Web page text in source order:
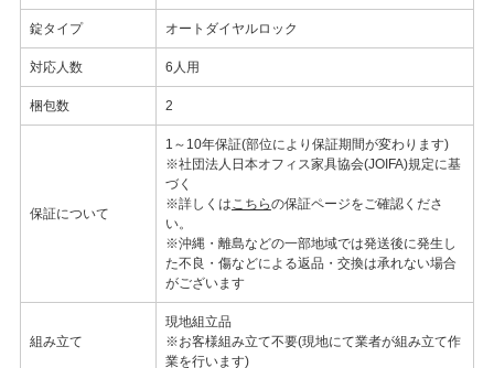
錠タイプ オートダイヤルロック
対応人数 6人用
梱包数 2
保証について
1～10年保証(部位により保証期間が変わります)
※社団法人日本オフィス家具協会(JOIFA)規定に基
づく
※詳しくはこちらの保証ページをご確認くださ
い。
※沖縄・離島などの一部地域では発送後に発生し
た不良・傷などによる返品・交換は承れない場合
がございます
組み立て
現地組立品
※お客様組み立て不要(現地にて業者が組み立て作
業を行います)